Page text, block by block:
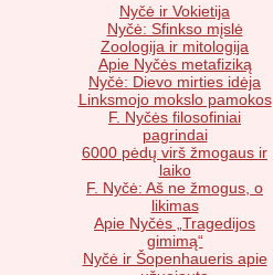
Nyčė ir Vokietija
Nyčė: Sfinkso mįslė
Zoologija ir mitologija
Apie Nyčės metafiziką
Nyčė: Dievo mirties idėja
Linksmojo mokslo pamokos
F. Nyčės filosofiniai
pagrindai
6000 pėdų virš žmogaus ir
laiko
F. Nyčė: Aš ne žmogus, o
likimas
Apie Nyčės „Tragedijos
gimimą“
Nyčė ir Šopenhaueris apie